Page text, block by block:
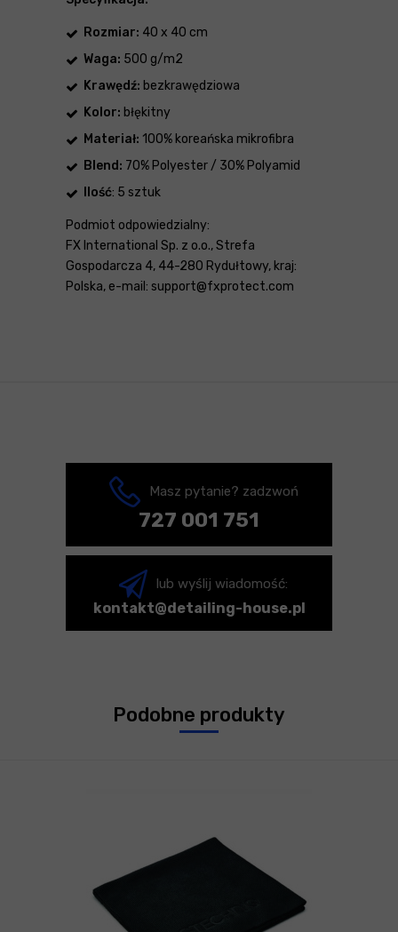
Rozmiar: 40 x 40 cm
Waga: 500 g/m2
Krawędź: bezkrawędziowa
Kolor: błękitny
Materiał: 100% koreańska mikrofibra
Blend: 70% Polyester / 30% Polyamid
Ilość: 5 sztuk
Podmiot odpowiedzialny:
FX International Sp. z o.o., Strefa
Gospodarcza 4, 44-280 Rydułtowy, kraj:
Polska, e-mail: support@fxprotect.com
Masz pytanie? zadzwoń
727 001 751
lub wyślij wiadomość:
kontakt@detailing-house.pl
Podobne produkty